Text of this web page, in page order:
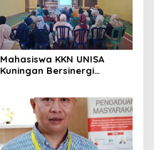
Mahasiswa KKN UNISA
Kuningan Bersinergi
ASI, Cegah Stunting hingga
Perawatan Lansia